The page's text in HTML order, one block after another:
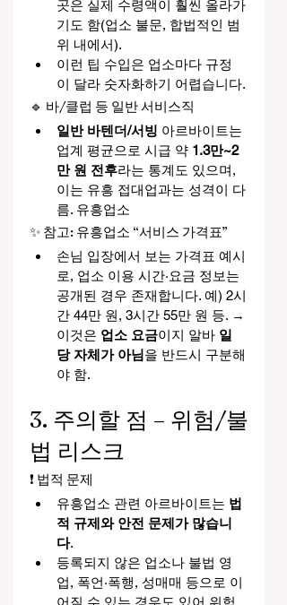
곳은 실제 수령액이 훨씬 올라가
기도 함(업소 불문, 합법적인 범
위 내에서).
이런 팁 수입은 업소마다 규정
이 달라 숫자화하기 어렵습니다.
🔹 바/클럽 등 일반 서비스직
일반 바텐더/서빙 아르바이트는
업계 평균으로 시급 약 1.3만~2
만 원 전후라는 통계도 있으며,
이는 유흥 접대업과는 성격이 다
름. 유흥업소
✨ 참고: 유흥업소 “서비스 가격표”
손님 입장에서 보는 가격표 예시
로, 업소 이용 시간·요금 정보는
공개된 경우 존재합니다. 예) 2시
간 44만 원, 3시간 55만 원 등. →
이것은 업소 요금이지 알바 일
당 자체가 아님을 반드시 구분해
야 함.
3. 주의할 점 – 위험/불
법 리스크
❗ 법적 문제
유흥업소 관련 아르바이트는 법
적 규제와 안전 문제가 많습니
다.
등록되지 않은 업소나 불법 영
업, 폭언·폭행, 성매매 등으로 이
어질 수 있는 경우도 있어 위험